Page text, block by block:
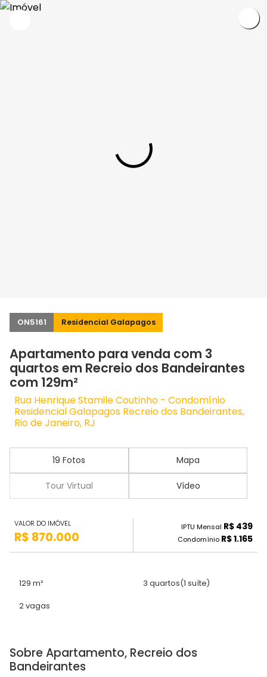
ON5161 Residencial Galapagos
Apartamento para venda com 3
quartos em Recreio dos Bandeirantes
com 129m²
Rua Henrique Stamile Coutinho - Condomínio
Residencial Galapagos Recreio dos Bandeirantes,
Rio de Janeiro, RJ
19 Fotos Mapa
Tour Virtual Vídeo
VALOR DO IMÓVEL
R$ 870.000
IPTU Mensal R$ 439
Condomínio R$ 1.165
129 m² 3 quartos(1 suíte)
2 vagas
Sobre Apartamento, Recreio dos
Bandeirantes